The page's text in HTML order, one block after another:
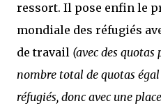
ressort. Il pose enfin le
mondiale des réfugiés
de travail (avec des
nombre total de quotas
réfugiés, donc avec une